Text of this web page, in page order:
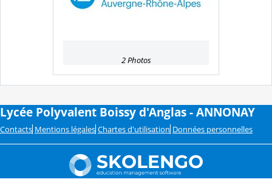
2 Photos
Lycée Polyvalent Boissy d'Anglas - ANNONAY
Contacts Mentions légales Chartes d'utilisation Données personnelles